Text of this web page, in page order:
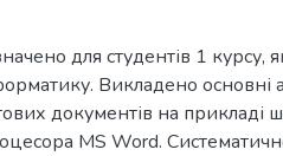
для студентів 1 курсу,
Викладено основні
документів на
MS Word.